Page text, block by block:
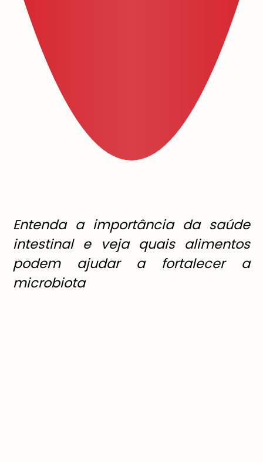
Entenda a importância da saúde
intestinal e veja quais alimentos
podem ajudar a fortalecer a
microbiota